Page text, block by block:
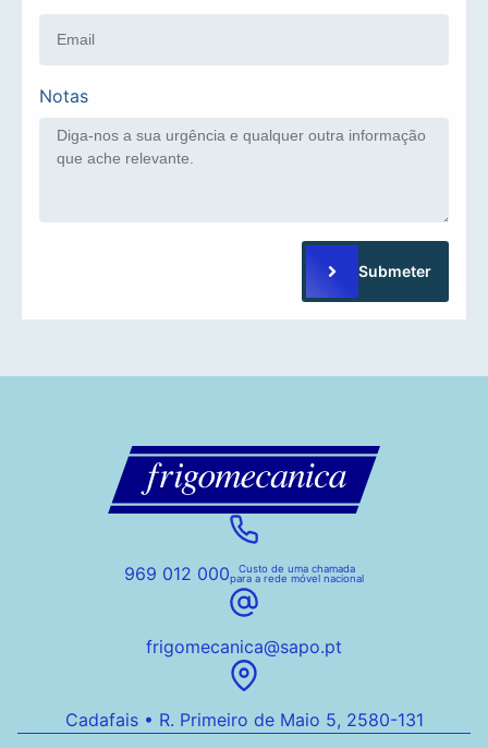
Notas
Submeter
969 012 000
Custo de uma chamada
para a rede móvel nacional
frigomecanica@sapo.pt
Cadafais • R. Primeiro de Maio 5, 2580-131